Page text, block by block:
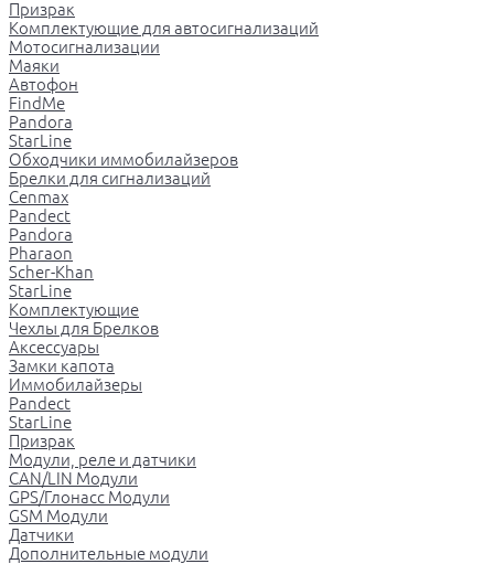
Призрак
Комплектующие для автосигнализаций
Мотосигнализации
Маяки
Автофон
FindMe
Pandora
StarLine
Обходчики иммобилайзеров
Брелки для сигнализаций
Cenmax
Pandect
Pandora
Pharaon
Scher-Khan
StarLine
Комплектующие
Чехлы для Брелков
Аксессуары
Замки капота
Иммобилайзеры
Pandect
StarLine
Призрак
Модули, реле и датчики
CAN/LIN Модули
GPS/Глонасс Модули
GSM Модули
Датчики
Дополнительные модули